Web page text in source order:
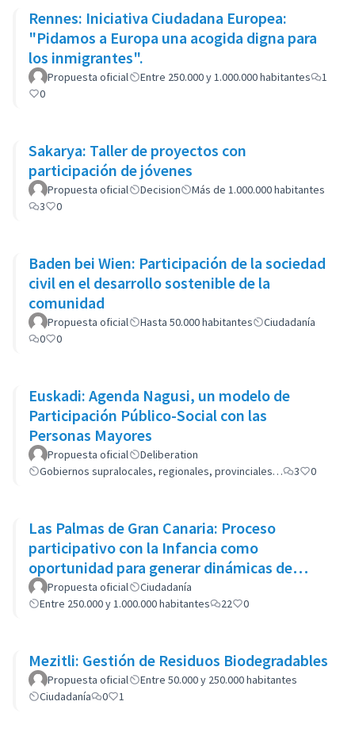
Rennes: Iniciativa Ciudadana Europea:
"Pidamos a Europa una acogida digna para
los inmigrantes".
Propuesta oficial Entre 250.000 y 1.000.000 habitantes
1
0
Sakarya: Taller de proyectos con
participación de jóvenes
Propuesta oficial Decision
Más de 1.000.000 habitantes
3
0
Baden bei Wien: Participación de la sociedad
civil en el desarrollo sostenible de la
comunidad
Propuesta oficial Hasta 50.000 habitantes
Ciudadanía
0
0
Euskadi: Agenda Nagusi, un modelo de
Participación Público-Social con las
Personas Mayores
Propuesta oficial
Deliberation
Gobiernos supralocales, regionales, provinciales…
3 0
Las Palmas de Gran Canaria: Proceso
participativo con la Infancia como
oportunidad para generar dinámicas de
cambio en las políticas del municipio
Propuesta oficial
Ciudadanía
Entre 250.000 y 1.000.000 habitantes
22 0
Mezitli: Gestión de Residuos Biodegradables
Propuesta oficial
Entre 50.000 y 250.000 habitantes
Ciudadanía
0 1